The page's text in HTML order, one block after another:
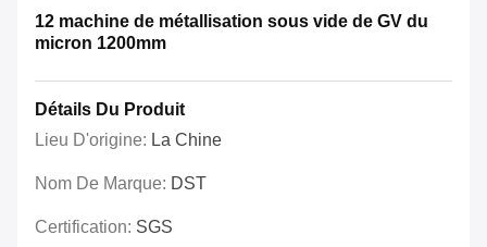
12 machine de métallisation sous vide de GV du
micron 1200mm
Détails Du Produit
Lieu D'origine: La Chine
Nom De Marque: DST
Certification: SGS